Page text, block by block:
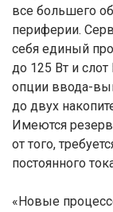
все большего
периферии.
себя единый
до 125 Вт и
опции ввода-
до двух
Имеются
от того,
постоянного
«Новые